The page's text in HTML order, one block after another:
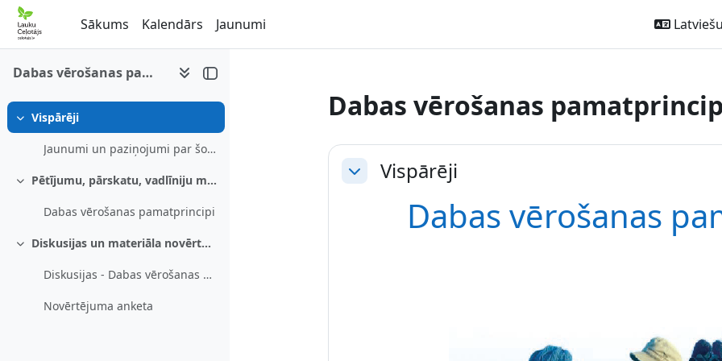
Atvērt galveno saturu
Sākums
Kalendārs Jaunumi
Dabas vērošanas pamatprincipi
Savērst
Vispārēji
Jaunumi un paziņojumi par šo e-mācību kursu
Savērst Pētījumu, pārskatu, vadlīniju materiāls
Dabas vērošanas pamatprincipi
Savērst Diskusijas un materiāla novērtējums
Diskusijas - Dabas vērošanas pamatprincipi
Novērtējuma anketa
Dabas vērošanas
Section outline
SavērstVispārēji
Dabas vērošanas